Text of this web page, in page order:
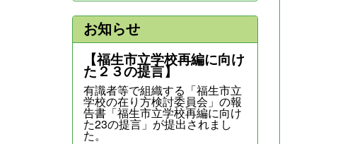
お知らせ
【福生市立学校再編に向け
た２３の提言】
有識者等で組織する「福生市立
学校の在り方検討委員会」の報
告書「福生市立学校再編に向け
た23の提言」が提出されまし
た。